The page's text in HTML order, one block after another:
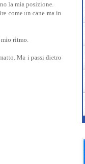
la mia posizione.
come un cane ma in
mio ritmo.
Ma i passi dietro